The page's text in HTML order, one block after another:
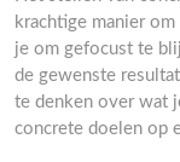
krachtige manier
je om gefocust te
de gewenste
te denken over wat
concrete doelen op